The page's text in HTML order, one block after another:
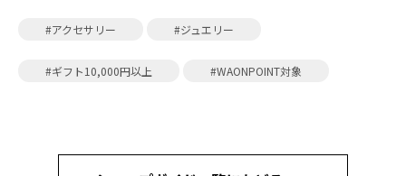
#アクセサリー #ジュエリー
#ギフト10,000円以上 #WAONPOINT対象